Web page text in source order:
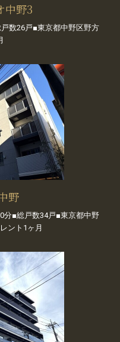
中野3
数26戸■東京都中野区野方
野
分■総戸数34戸■東京都中野
ント1ヶ月